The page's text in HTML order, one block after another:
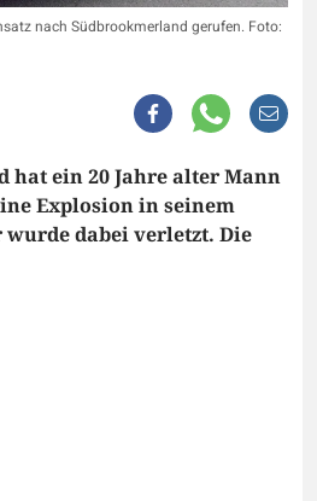
nach Südbrookmerland gerufen. Foto:
hat ein 20 Jahre alter Mann
Explosion in seinem
wurde dabei verletzt. Die